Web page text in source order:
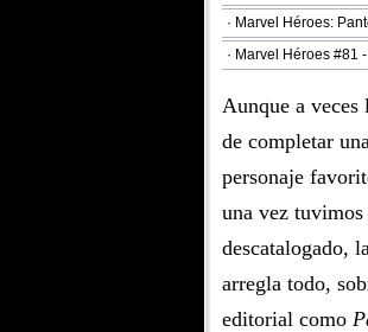
· Marvel Héroes:
· Marvel Héroes #81
Aunque a veces
de completar
personaje
una vez tuvimos
descatalogado,
arregla todo,
editorial como